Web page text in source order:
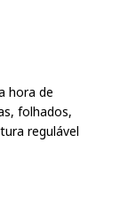
hora de
folhados,
regulável